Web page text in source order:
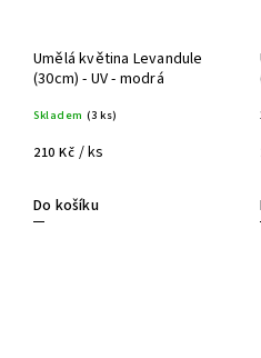
Umělá květina Levandule
(30cm) - UV - modrá
Skladem (3 ks)
210 Kč / ks
Do košíku